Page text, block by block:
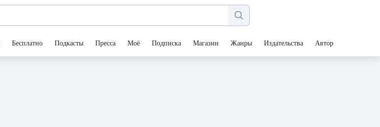
Бесплатно Подкасты Пресса Моё Подписка Магазин Жанры Издательства Авторы